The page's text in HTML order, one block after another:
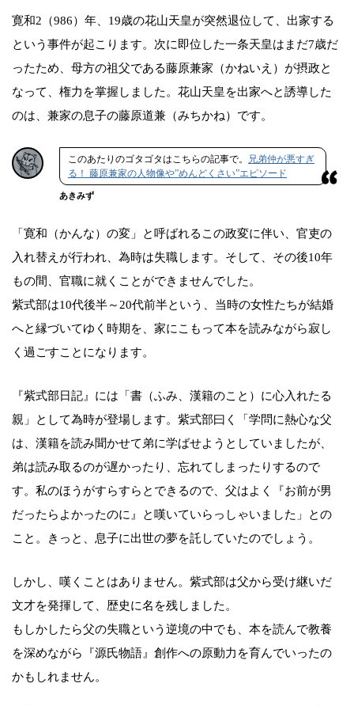
寛和2（986）年、19歳の花山天皇が突然退位して、出家する
という事件が起こります。次に即位した一条天皇はまだ7歳だ
ったため、母方の祖父である藤原兼家（かねいえ）が摂政と
なって、権力を掌握しました。花山天皇を出家へと誘導した
のは、兼家の息子の藤原道兼（みちかね）です。
このあたりのゴタゴタはこちらの記事で。
兄弟仲が悪すぎ
る！ 藤原兼家の人物像や”めんどくさい”エピソード
あきみず
「寛和（かんな）の変」と呼ばれるこの政変に伴い、官吏の
入れ替えが行われ、為時は失職します。そして、その後10年
もの間、官職に就くことができませんでした。
紫式部は10代後半～20代前半という、当時の女性たちが結婚
へと縁づいてゆく時期を、家にこもって本を読みながら寂し
く過ごすことになります。
『紫式部日記』には「書（ふみ、漢籍のこと）に心入れたる
親」として為時が登場します。紫式部曰く「学問に熱心な父
は、漢籍を読み聞かせて弟に学ばせようとしていましたが、
弟は読み取るのが遅かったり、忘れてしまったりするので
す。私のほうがすらすらとできるので、父はよく『お前が男
だったらよかったのに』と嘆いていらっしゃいました」との
こと。きっと、息子に出世の夢を託していたのでしょう。
しかし、嘆くことはありません。紫式部は父から受け継いだ
文才を発揮して、歴史に名を残しました。
もしかしたら父の失職という逆境の中でも、本を読んで教養
を深めながら『源氏物語』創作への原動力を育んでいったの
かもしれません。